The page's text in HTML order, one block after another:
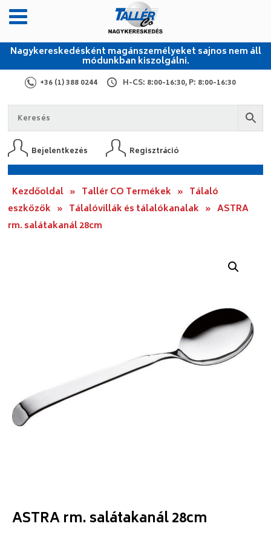
Nagykereskedésként magánszemélyeket sajnos nem áll
módunkban kiszolgálni.
+36 (1) 388 0244 H-CS: 8:00-16:30, P: 8:00-16:30
Bejelentkezés Regisztráció
Kezdőoldal » Tallér CO Termékek » Tálaló
eszközök » Tálalóvillák és tálalókanalak » ASTRA
rm. salátakanál 28cm
ASTRA rm. salátakanál 28cm